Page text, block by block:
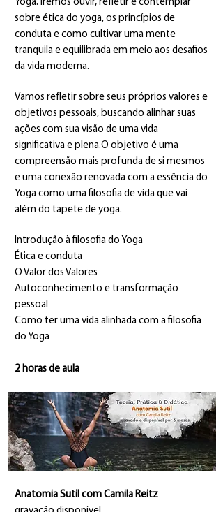
Yoga. Iremos ouvir, refletir e contemplar
sobre ética do yoga, os princípios de
conduta e como cultivar uma mente
tranquila e equilibrada em meio aos desafios
da vida moderna.
Vamos refletir sobre seus próprios valores e
objetivos pessoais, buscando alinhar suas
ações com sua visão de uma vida
significativa e plena.O objetivo é uma
compreensão mais profunda de si mesmos
e uma conexão renovada com a essência do
Yoga como uma filosofia de vida que vai
além do tapete de yoga.
Introdução à filosofia do Yoga
Ética e conduta
O Valor dos Valores
Autoconhecimento e transformação
pessoal
Como ter uma vida alinhada com a filosofia
do Yoga
2 horas de aula
Anatomia Sutil com Camila Reitz